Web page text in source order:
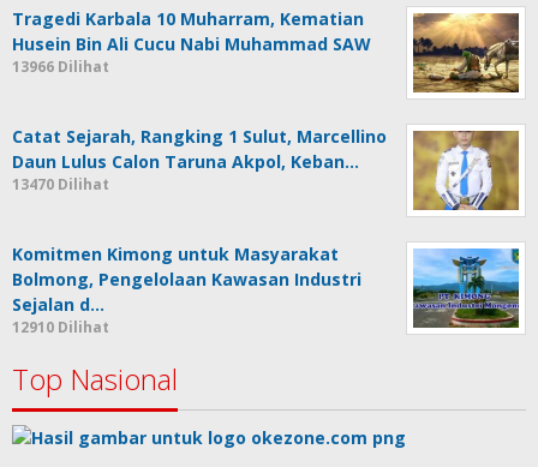
Tragedi Karbala 10 Muharram, Kematian
Husein Bin Ali Cucu Nabi Muhammad SAW
13966 Dilihat
Catat Sejarah, Rangking 1 Sulut, Marcellino
Daun Lulus Calon Taruna Akpol, Keban…
13470 Dilihat
Komitmen Kimong untuk Masyarakat
Bolmong, Pengelolaan Kawasan Industri
Sejalan d…
12910 Dilihat
Top Nasional